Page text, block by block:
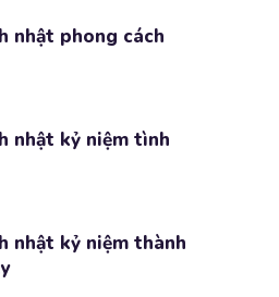
nhật phong cách
nhật kỷ niệm tình
nhật kỷ niệm thành